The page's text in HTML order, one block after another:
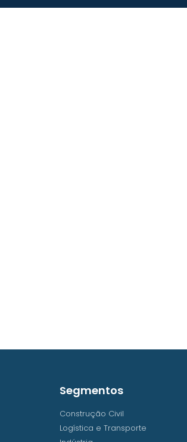
Segmentos
Construção Civil
Logística e Transporte